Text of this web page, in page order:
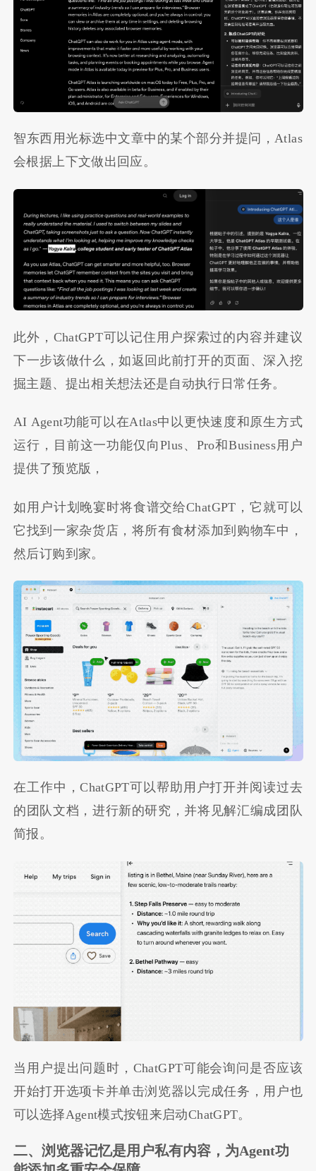
智东西用光标选中文章中的某个部分并提问，Atlas
会根据上下文做出回应。
此外，ChatGPT可以记住用户探索过的内容并建议
下一步该做什么，如返回此前打开的页面、深入挖
掘主题、提出相关想法还是自动执行日常任务。
AI Agent功能可以在Atlas中以更快速度和原生方式
运行，目前这一功能仅向Plus、Pro和Business用户
提供了预览版，
如用户计划晚宴时将食谱交给ChatGPT，它就可以
它找到一家杂货店，将所有食材添加到购物车中，
然后订购到家。
在工作中，ChatGPT可以帮助用户打开并阅读过去
的团队文档，进行新的研究，并将见解汇编成团队
简报。
当用户提出问题时，ChatGPT可能会询问是否应该
开始打开选项卡并单击浏览器以完成任务，用户也
可以选择Agent模式按钮来启动ChatGPT。
二、浏览器记忆是用户私有内容，为Agent功